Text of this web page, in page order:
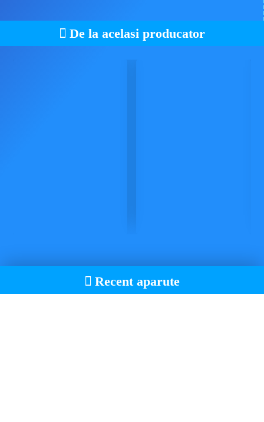
De la acelasi producator
Recent aparute